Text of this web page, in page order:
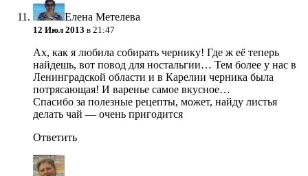
Елена Метелева
12 Июл 2013 в 21:47
Ах, как я любила собирать чернику! Где ж её теперь
найдешь, вот повод для ностальгии… Тем более у нас в
Ленинградской области и в Карелии черника была
потрясающая! И варенье самое вкусное…
Спасибо за полезные рецепты, может, найду листья
делать чай — очень пригодится
Ответить